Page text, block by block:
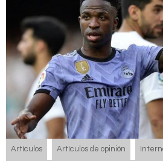
Artículos Artículos de opinión